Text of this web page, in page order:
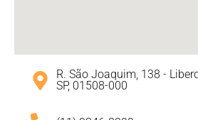
R. São Joaquim, 138 -
SP, 01508-000